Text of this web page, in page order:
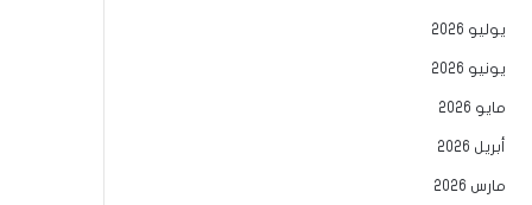
يوليو 2026
يونيو 2026
مايو 2026
أبريل 2026
مارس 2026